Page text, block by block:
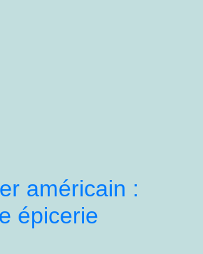
américain :
épicerie